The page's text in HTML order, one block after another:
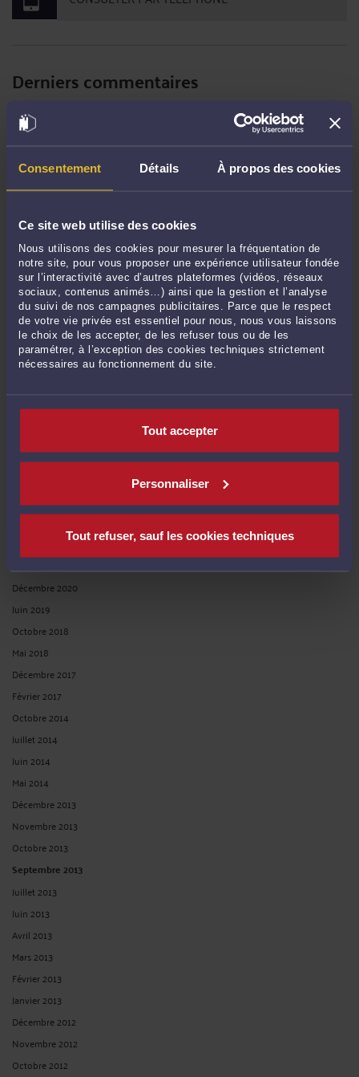
Consentement Détails À propos des cookies
Ce site web utilise des cookies
Nous utilisons des cookies pour mesurer la fréquentation de
notre site, pour vous proposer une expérience utilisateur fondée
sur l’interactivité avec d’autres plateformes (vidéos, réseaux
sociaux, contenus animés…) ainsi que la gestion et l’analyse
du suivi de nos campagnes publicitaires. Parce que le respect
de votre vie privée est essentiel pour nous, nous vous laissons
le choix de les accepter, de les refuser tous ou de les
paramétrer, à l’exception des cookies techniques strictement
nécessaires au fonctionnement du site.
Tout accepter
Personnaliser
Tout refuser, sauf les cookies techniques
Derniers commentaires
saraaa123 :
« j'ai eu tellement de chance de trouver Synacktx sur Instagram, ... »
Vannessa878 :« Quand je pensais que mon mari me trompait, mais je n'en étais
SWALADI777 : « Bonjour, je suis un père de 5 enfants qui a vécu dans une
grande famille ... »
Le 19 déc. 2024 à 10:03surAliénation parentale (SAP)
RECHERCHE
Réinitialiser les filtres
ARCHIVES
Décembre 2020
Juin 2019
Octobre 2018
Mai 2018
Décembre 2017
Février 2017
Octobre 2014
Juillet 2014
Juin 2014
Mai 2014
Décembre 2013
Novembre 2013
Octobre 2013
Septembre 2013
Juillet 2013
Juin 2013
Avril 2013
Mars 2013
Février 2013
Janvier 2013
Décembre 2012
Novembre 2012
Octobre 2012